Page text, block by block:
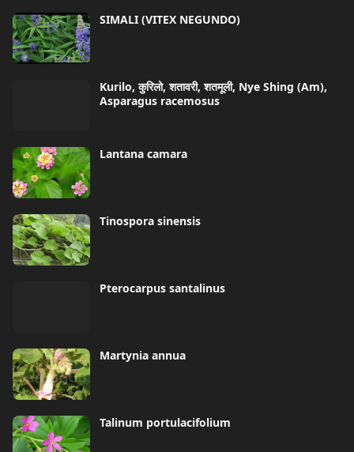
SIMALI (VITEX NEGUNDO)
Kurilo, कुरिलो, शतावरी, शतमूली, Nye Shing (Am),
Asparagus racemosus
Lantana camara
Tinospora sinensis
Pterocarpus santalinus
Martynia annua
Talinum portulacifolium